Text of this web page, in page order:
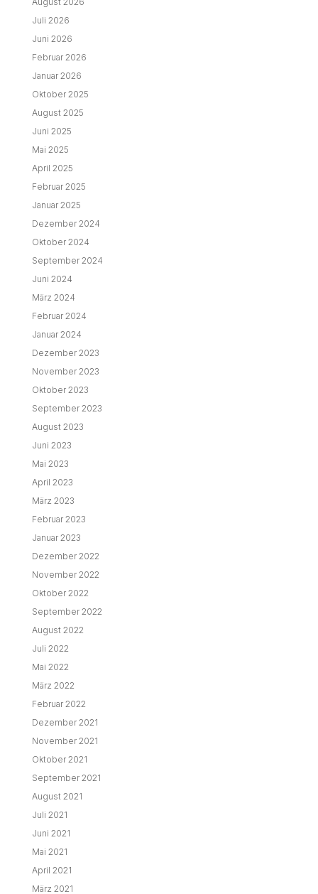
Juli 2026
Juni 2026
Februar 2026
Januar 2026
Oktober 2025
August 2025
Juni 2025
Mai 2025
April 2025
Februar 2025
Januar 2025
Dezember 2024
Oktober 2024
September 2024
Juni 2024
März 2024
Februar 2024
Januar 2024
Dezember 2023
November 2023
Oktober 2023
September 2023
August 2023
Juni 2023
Mai 2023
April 2023
März 2023
Februar 2023
Januar 2023
Dezember 2022
November 2022
Oktober 2022
September 2022
August 2022
Juli 2022
Mai 2022
März 2022
Februar 2022
Dezember 2021
November 2021
Oktober 2021
September 2021
August 2021
Juli 2021
Juni 2021
Mai 2021
April 2021
März 2021